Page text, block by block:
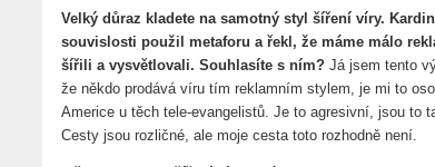
Velký důraz kladete na samotný styl šíření víry.
souvislosti použil metaforu a řekl, že máme málo
šířili a vysvětlovali. Souhlasíte s ním? Já jsem tento
že někdo prodává víru tím reklamním stylem, je mi to
Americe u těch tele-evangelistů. Je to agresivní, jsou to
Cesty jsou rozličné, ale moje cesta toto rozhodně není.